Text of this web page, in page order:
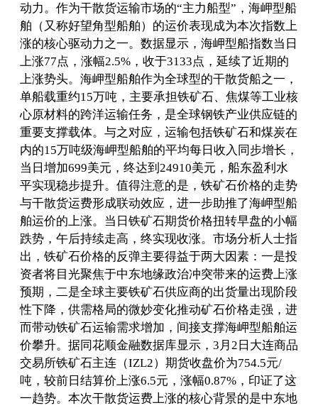
动力。作为干散货运输市场的“主力船型”，海岬型船
舶（又称好望角型船舶）的运价表现成为本次指数上
涨的核心驱动力之一。数据显示，海岬型船指数当日
上涨77点，涨幅2.5%，收于3133点，延续了近期的
上涨势头。海岬型船舶作为全球型的干散货船之一，
单船载重约15万吨，主要承担铁矿石、焦煤等工业核
心原材料的跨洋运输任务，是全球钢铁产业供应链的
重要支撑载体。与之对应，运输包括铁矿石和煤炭在
内的15万吨级海岬型船舶的平均每日收入同步增长，
当日增加699美元，终达到24910美元，船东盈利水
平实现稳步提升。值得注意的是，铁矿石价格的走势
与干散货运费形成联动效应，进一步助推了海岬型船
舶运价的上涨。当日铁矿石期货价格扭转早盘的小幅
跌势，午后持续走高，终实现收涨。市场分析人士指
出，铁矿石价格的反弹主要得益于两大因素：一是投
资者将目光聚焦于中东地缘政治冲突带来的运费上涨
预期，二是全球主要铁矿石供应商的出货量出现阶段
性下降，供需格局的微妙变化推动矿石价格走强，进
而带动铁矿石运输需求增加，间接支撑海岬型船舶运
价攀升。据同花顺金融数据库显示，3月2日大连商品
交易所铁矿石主连（IZL2）期货收盘价为754.5元/
吨，较前日结算价上涨6.5元，涨幅0.87%，印证了这
一趋势。本次干散货运费上涨的核心背景的是中东地